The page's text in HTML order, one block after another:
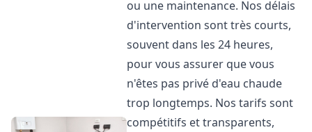
ou une maintenance. Nos délais
d'intervention sont très courts,
souvent dans les 24 heures,
pour vous assurer que vous
n'êtes pas privé d'eau chaude
trop longtemps. Nos tarifs sont
compétitifs et transparents,